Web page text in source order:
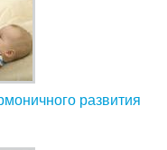
развития